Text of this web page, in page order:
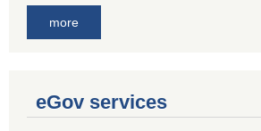
more
eGov services